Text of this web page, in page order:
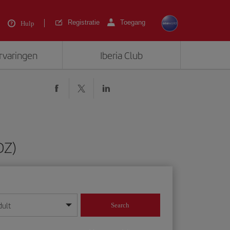
Hulp Registratie Toegang
Iberia Club
maand/jaar in
Search